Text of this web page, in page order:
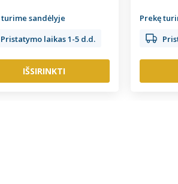
turime sandėlyje
Pristatymo laikas 1-5 d.d.
IŠSIRINKTI
Prekę